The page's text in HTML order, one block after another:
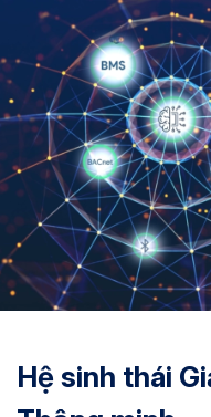
Hệ sinh thái